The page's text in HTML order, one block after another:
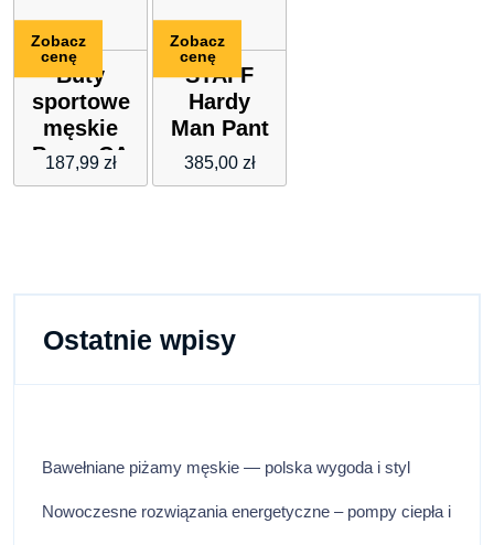
Buty
sportowe
męskie
Puma CA
PRO
187,99 zł
Zobacz
cenę
STAFF
Hardy
Man Pant
385,00 zł
Zobacz
cenę
Ostatnie wpisy
Bawełniane piżamy męskie — polska wygoda i styl
Nowoczesne rozwiązania energetyczne – pompy ciepła i